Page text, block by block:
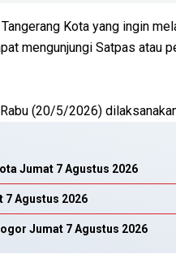
Kota yang ingin
mengunjungi Satpas atau
(20/5/2026)
Jumat 7 Agustus 2026
7 Agustus 2026
Jumat 7 Agustus 2026